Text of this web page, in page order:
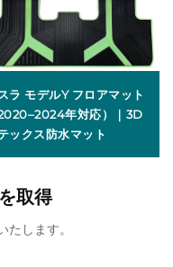
ラ モデルY フロアマット
2020–2024年対応）｜3D
ックス防水マット
取得
します。